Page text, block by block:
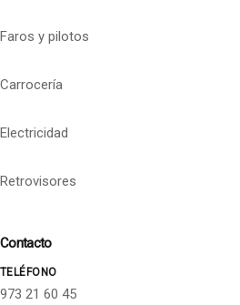
Faros y pilotos
Carrocería
Electricidad
Retrovisores
Contacto
TELÉFONO
973 21 60 45